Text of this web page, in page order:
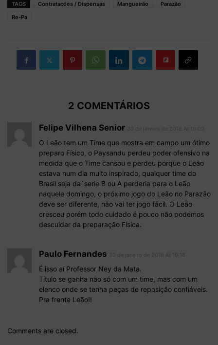
TAGS Contratações / Dispensas Mangueirão
Parazão
Re-Pa
2 COMENTÁRIOS
Felipe Vilhena Senior
O Leão tem um Time que mostra em campo um ótimo
preparo Físico, o Paysandu perdeu poder ofensivo na
medida que o Time cansou e perdeu porque o Leão
estava num dia muito inspirado, qualquer time do
Brasil seja da´serie B ou A perderia para o Leão
naquele domingo, o próximo jogo do Leão no Parazão
deve ser diferente, não vai ter jogo fácil. O Leão
cresceu porém todo cuidado é pouco não podemos
descuidar da preparação Física.
Paulo Fernandes
É isso aí Professor Ney da Mata.
Título se ganha não só com um time, mas com um
elenco onde se tenha peças de reposição confiáveis.
Pra frente Leão!!
Comments are closed.